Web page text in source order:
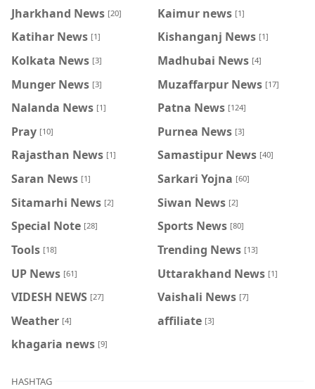
Jharkhand News [20] Kaimur news [1]
Katihar News [1] Kishanganj News [1]
Kolkata News [3] Madhubai News [4]
Munger News [3] Muzaffarpur News [17]
Nalanda News [1] Patna News [124]
Pray [10] Purnea News [3]
Rajasthan News [1] Samastipur News [40]
Saran News [1] Sarkari Yojna [60]
Sitamarhi News [2] Siwan News [2]
Special Note [28] Sports News [80]
Tools [18] Trending News [13]
UP News [61] Uttarakhand News [1]
VIDESH NEWS [27] Vaishali News [7]
Weather [4] affiliate [3]
khagaria news [9]
HASHTAG